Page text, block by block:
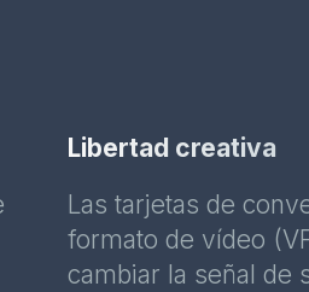
Libertad creativa
Las tarjetas de
formato de vídeo
cambiar la señal de